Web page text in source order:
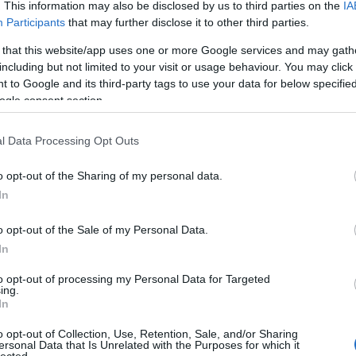
This information may also be disclosed by us to third parties on the
Participants that may further disclose it to other third parties.
that this website/app uses one or more Google services and may
but not limited to your visit or usage behaviour. You may
to Google and its third-party tags to use your data for below
consent section.
Data Processing Opt Outs
opt-out of the Sharing of my personal data.
opt-out of the Sale of my Personal Data.
opt-out of processing my Personal Data for Targeted
opt-out of Collection, Use, Retention, Sale, and/or Sharing
Data that Is Unrelated with the Purposes for which it
és citrusokkal. Könnyed, jó savval, leheletnyi
zöldalmás, citrusos ízvilággal, nagyon enyhe
A fajtához képest elég neutrális, de hibája nincs.
tutti-fruttival. A közepesnél karcsúbb testhez